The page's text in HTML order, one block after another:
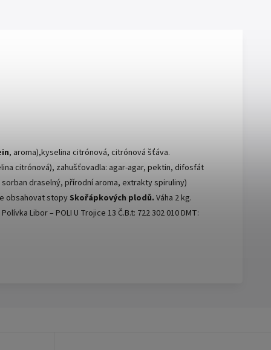
, aroma),kyselina citrónová, citrónová šťáva.
citrónová), zahušťovadla: agar-agar, pektin, difosfát
draselný, přírodní aroma, extrakty spiruliny)
obsahovat stopy Skořápkových plodů. Váha 2 kg.
Libor – POLI U Trojice 13 Č.B.t: 722 302 010 DMT: